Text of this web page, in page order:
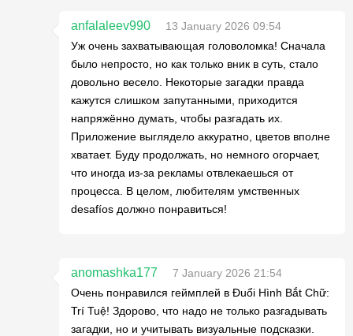
anfalaleev990
13 January 2026 09:54
Уж очень захватывающая головоломка! Сначала
было непросто, но как только вник в суть, стало
довольно весело. Некоторые загадки правда
кажутся слишком запутанными, приходится
напряжённо думать, чтобы разгадать их.
Приложение выглядело аккуратно, цветов вполне
хватает. Буду продолжать, но немного огорчает,
что иногда из-за рекламы отвлекаешься от
процесса. В целом, любителям умственных
desafíos должно понравиться!
anomashka177
7 January 2026 21:54
Очень понравился геймплей в Đuổi Hình Bắt Chữ:
Trí Tuệ! Здорово, что надо не только разгадывать
загадки, но и учитывать визуальные подсказки.